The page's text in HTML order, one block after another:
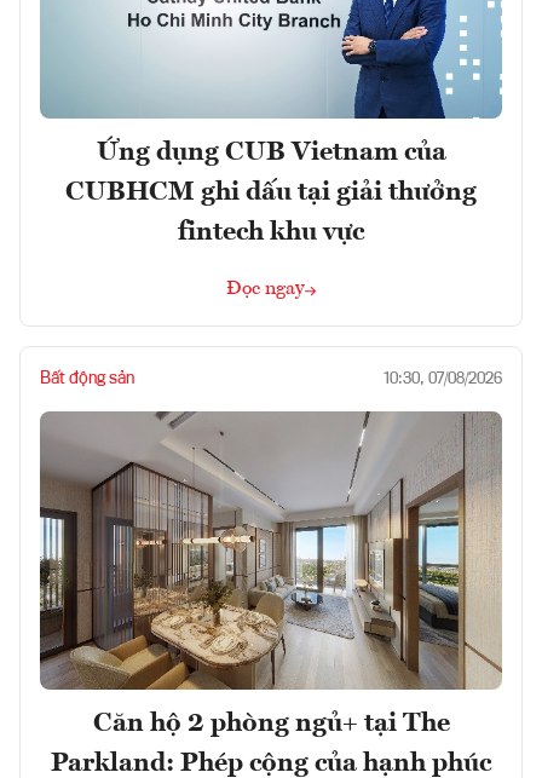
Ứng dụng CUB Vietnam của
CUBHCM ghi dấu tại giải thưởng
fintech khu vực
Đọc ngay
Bất động sản 10:30, 07/08/2026
Căn hộ 2 phòng ngủ+ tại The
Parkland: Phép cộng của hạnh phúc